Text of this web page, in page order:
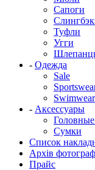
Сапоги
Туфли
Угги
- Одежда
Sale
Swimwear
- Аксессуары
Сумки
Список
Архів
Прайс